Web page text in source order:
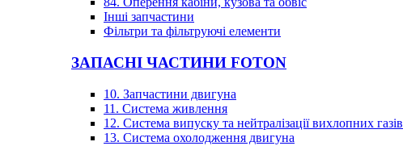
Інші запчастини
Фільтри та фільтруючі елементи
ЗАПАСНІ ЧАСТИНИ FOTON
10. Запчастини двигуна
11. Система живлення
12. Система випуску та нейтралізації вихлопних газів
13. Система охолодження двигуна